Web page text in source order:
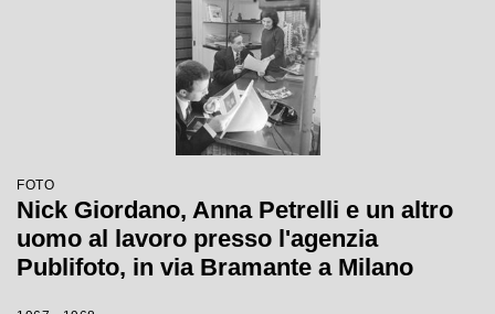
FOTO
Nick Giordano, Anna Petrelli e un altro
uomo al lavoro presso l'agenzia
Publifoto, in via Bramante a Milano